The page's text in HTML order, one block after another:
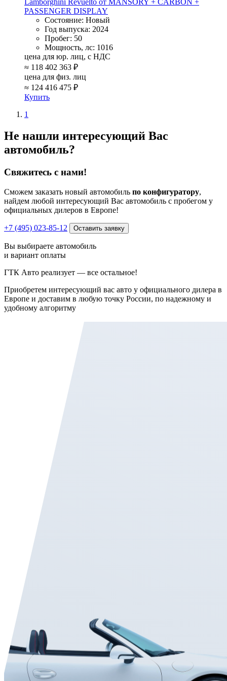
Lamborghini Revuelto от MANSORY + CARBON +
PASSENGER DISPLAY
Состояние: Новый
Год выпуска: 2024
Пробег: 50
Мощность, лс: 1016
цена для юр. лиц, с НДС
≈ 118 402 363 ₽
цена для физ. лиц
≈ 124 416 475 ₽
Купить
1
Не нашли интересующий Вас
автомобиль?
Свяжитесь с нами!
Сможем заказать новый автомобиль по конфигуратору,
найдем любой интересующий Вас автомобиль с пробегом у
официальных дилеров в Европе!
+7 (495) 023-85-12 Оставить заявку
Вы выбираете автомобиль
и вариант оплаты
ГТК Авто реализует — все остальное!
Приобретем интересующий вас авто у официального дилера в
Европе и доставим в любую точку России, по надежному и
удобному алгоритму